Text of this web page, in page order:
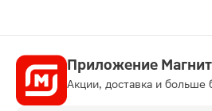
Приложение Магнит
Акции, доставка и больше